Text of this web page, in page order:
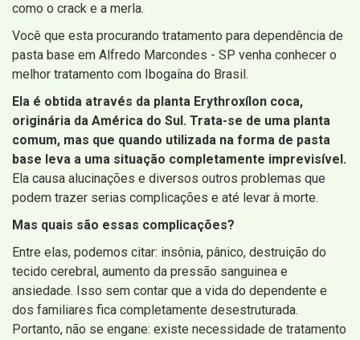
como o crack e a merla.
Você que esta procurando tratamento para dependência de
pasta base em Alfredo Marcondes - SP venha conhecer o
melhor tratamento com Ibogaína do Brasil.
Ela é obtida através da planta Erythroxílon coca,
originária da América do Sul. Trata-se de uma planta
comum, mas que quando utilizada na forma de pasta
base leva a uma situação completamente imprevisível.
Ela causa alucinações e diversos outros problemas que
podem trazer serias complicações e até levar à morte.
Mas quais são essas complicações?
Entre elas, podemos citar: insônia, pânico, destruição do
tecido cerebral, aumento da pressão sanguinea e
ansiedade. Isso sem contar que a vida do dependente e
dos familiares fica completamente desestruturada.
Portanto, não se engane: existe necessidade de tratamento